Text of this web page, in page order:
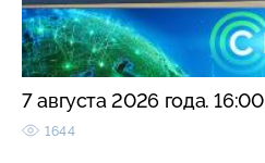
7 августа 2026 года. 16:00
1644